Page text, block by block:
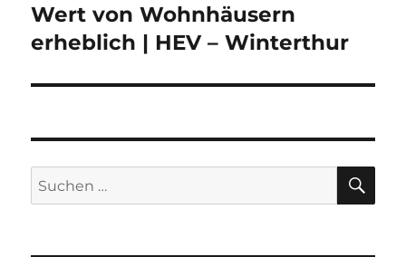
Beitrag:
Wert von Wohnhäusern
erheblich | HEV – Winterthur
Suche
nach: